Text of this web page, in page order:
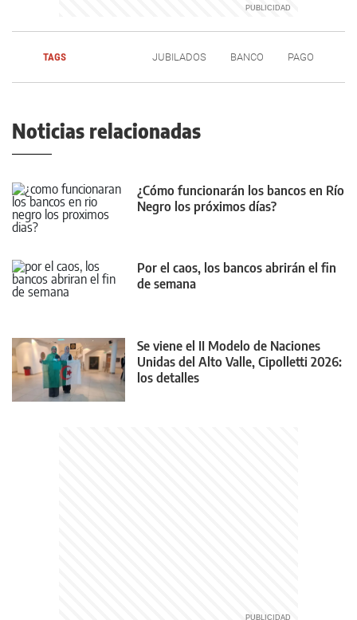
TAGS JUBILADOS BANCO PAGO
Noticias relacionadas
¿Cómo funcionarán los bancos en Río
Negro los próximos días?
Por el caos, los bancos abrirán el fin
de semana
Se viene el II Modelo de Naciones
Unidas del Alto Valle, Cipolletti 2026:
los detalles